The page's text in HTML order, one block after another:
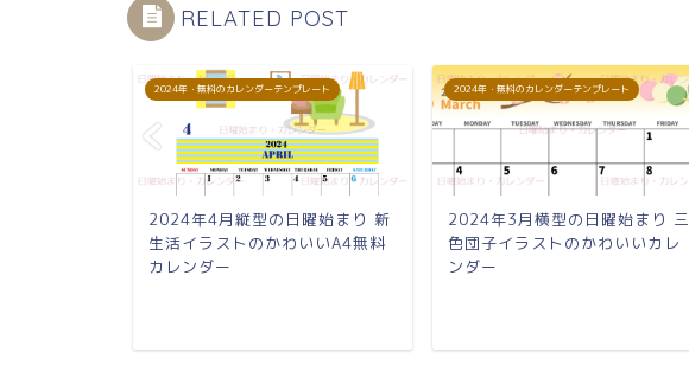
RELATED POST
2024年・無料のカレンダーテンプレート
2024年4月縦型の日曜始まり 新
生活イラストのかわいいA4無料
カレンダー
2024年・無料のカレンダーテンプレート
2024年3月横型の日曜始まり 三
色団子イラストのかわいいカレ
ンダー